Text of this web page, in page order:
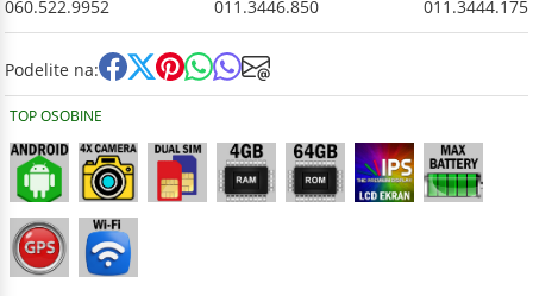
060.522.9952
011.3446.850 011.3444.175
Podelite na:
TOP OSOBINE